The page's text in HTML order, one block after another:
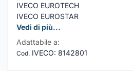
IVECO EUROTECH
IVECO EUROSTAR
Vedi di più...
Adattabile a:
Cod. IVECO: 8142801